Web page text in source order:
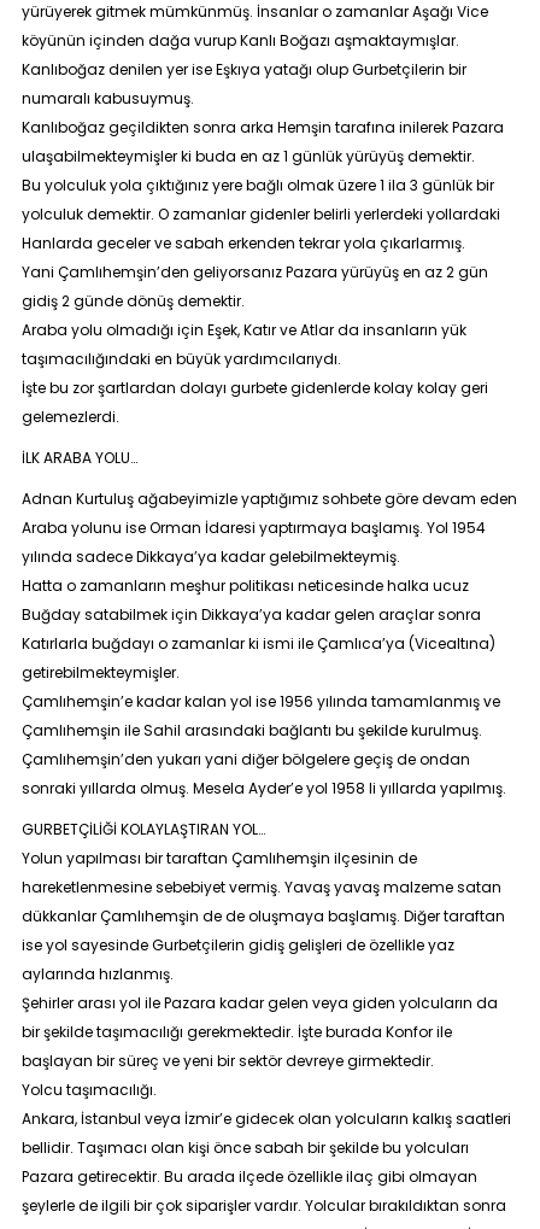
yürüyerek gitmek mümkünmüş. İnsanlar o zamanlar Aşağı Vice
köyünün içinden dağa vurup Kanlı Boğazı aşmaktaymışlar.
Kanlıboğaz denilen yer ise Eşkıya yatağı olup Gurbetçilerin bir
numaralı kabusuymuş.
Kanlıboğaz geçildikten sonra arka Hemşin tarafına inilerek Pazara
ulaşabilmekteymişler ki buda en az 1 günlük yürüyüş demektir.
Bu yolculuk yola çıktığınız yere bağlı olmak üzere 1 ila 3 günlük bir
yolculuk demektir. O zamanlar gidenler belirli yerlerdeki yollardaki
Hanlarda geceler ve sabah erkenden tekrar yola çıkarlarmış.
Yani Çamlıhemşin’den geliyorsanız Pazara yürüyüş en az 2 gün
gidiş 2 günde dönüş demektir.
Araba yolu olmadığı için Eşek, Katır ve Atlar da insanların yük
taşımacılığındaki en büyük yardımcılarıydı.
İşte bu zor şartlardan dolayı gurbete gidenlerde kolay kolay geri
gelemezlerdi.
İLK ARABA YOLU…
Adnan Kurtuluş ağabeyimizle yaptığımız sohbete göre devam eden
Araba yolunu ise Orman İdaresi yaptırmaya başlamış. Yol 1954
yılında sadece Dikkaya’ya kadar gelebilmekteymiş.
Hatta o zamanların meşhur politikası neticesinde halka ucuz
Buğday satabilmek için Dikkaya’ya kadar gelen araçlar sonra
Katırlarla buğdayı o zamanlar ki ismi ile Çamlıca’ya (Vicealtına)
getirebilmekteymişler.
Çamlıhemşin’e kadar kalan yol ise 1956 yılında tamamlanmış ve
Çamlıhemşin ile Sahil arasındaki bağlantı bu şekilde kurulmuş.
Çamlıhemşin’den yukarı yani diğer bölgelere geçiş de ondan
sonraki yıllarda olmuş. Mesela Ayder’e yol 1958 li yıllarda yapılmış.
GURBETÇİLİĞİ KOLAYLAŞTIRAN YOL…
Yolun yapılması bir taraftan Çamlıhemşin ilçesinin de
hareketlenmesine sebebiyet vermiş. Yavaş yavaş malzeme satan
dükkanlar Çamlıhemşin de de oluşmaya başlamış. Diğer taraftan
ise yol sayesinde Gurbetçilerin gidiş gelişleri de özellikle yaz
aylarında hızlanmış.
Şehirler arası yol ile Pazara kadar gelen veya giden yolcuların da
bir şekilde taşımacılığı gerekmektedir. İşte burada Konfor ile
başlayan bir süreç ve yeni bir sektör devreye girmektedir.
Yolcu taşımacılığı.
Ankara, İstanbul veya İzmir’e gidecek olan yolcuların kalkış saatleri
bellidir. Taşımacı olan kişi önce sabah bir şekilde bu yolcuları
Pazara getirecektir. Bu arada ilçede özellikle ilaç gibi olmayan
şeylerle de ilgili bir çok siparişler vardır. Yolcular bırakıldıktan sonra